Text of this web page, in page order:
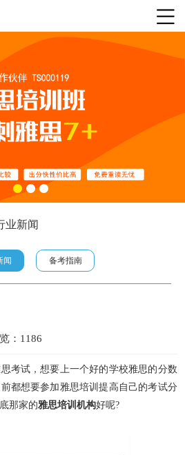
业新闻
闻 备考指南
：1186
试，想要上一个好的学校雅思的分数
都想要参加雅思培训提高自己的考试分
那家的雅思培训机构好呢?